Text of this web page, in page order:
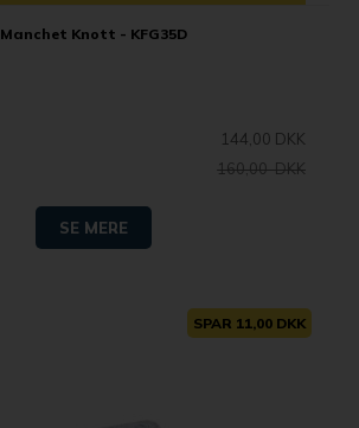
Manchet Knott - KFG35D
144,00 DKK
160,00 DKK
SE MERE
SPAR 11,00 DKK